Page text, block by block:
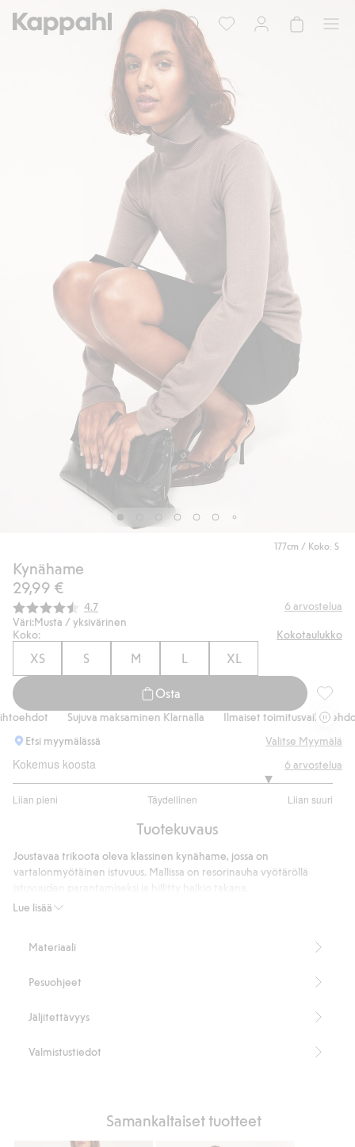
177cm / Koko: S
Kynähame
29,99 €
Keskimääräinen luokitus:
4.7 6 arvostelua
Väri:Musta / yksivärinen
Koko:
Kokotaulukko
XS S M L XL
Osta
Sujuva maksaminen Klarnalla
Ilmaiset toimitusvaihtoehdot
Etsi myymälässä
Valitse Myymälä
Kokemus koosta
Liian pieni Täydellinen Liian suuri
/
ääneen
6 arvostelua
Tuotekuvaus
Lue lisää
Joustavaa trikoota oleva klassinen kynähame, jossa on
vartalonmyötäinen istuvuus. Mallissa on resorinauha vyötäröllä
Suora istuvuus
Polvipituus
Sisältää 68 % LENZING™ ECOVERO™ -kuitua.
Materiaali
Pesuohjeet
Jäljitettävyys
Valmistustiedot
Samankaltaiset tuotteet